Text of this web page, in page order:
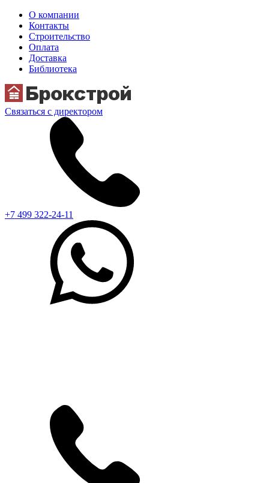
О компании
Контакты
Строительство
Оплата
Доставка
Библиотека
Связаться с директором
+7 499 322-24-11